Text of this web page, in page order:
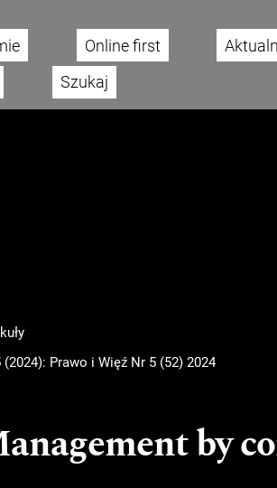
Online first
Szukaj
(2024): Prawo i Więź Nr 5 (52) 2024
by